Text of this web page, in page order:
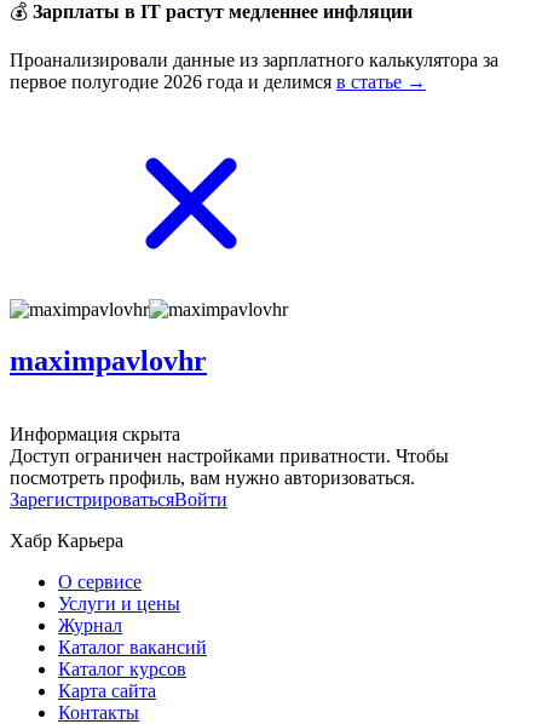
💰 Зарплаты в IT растут медленнее инфляции
Проанализировали данные из зарплатного калькулятора за
первое полугодие 2026 года и делимся в статье →
maximpavlovhr
Информация скрыта
Доступ ограничен настройками приватности. Чтобы
посмотреть профиль, вам нужно авторизоваться.
ЗарегистрироватьсяВойти
Хабр Карьера
О сервисе
Услуги и цены
Журнал
Каталог вакансий
Каталог курсов
Карта сайта
Контакты